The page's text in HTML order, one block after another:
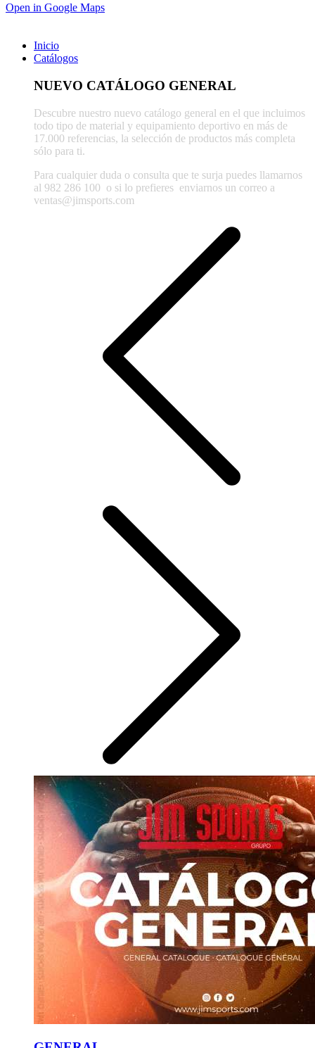
Open in Google Maps
Inicio
Catálogos
NUEVO CATÁLOGO GENERAL
Descubre nuestro nuevo catálogo general en el que incluimos
todo tipo de material y equipamiento deportivo en más de
17.000 referencias, la selección de productos más completa
sólo para ti.
Para cualquier duda o consulta que te surja puedes llamarnos
al 982 286 100 o si lo prefieres enviarnos un correo a
ventas@jimsports.com